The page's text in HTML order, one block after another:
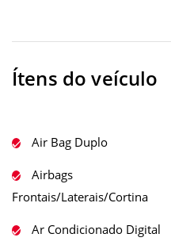
Ítens do veículo
Air Bag Duplo
Airbags
Frontais/Laterais/Cortina
Ar Condicionado Digital